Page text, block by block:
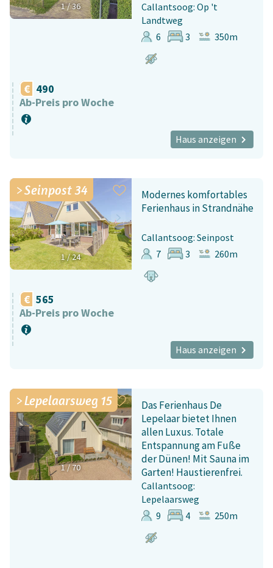
1/36
Callantsoog: Op 't
Landtweg
6
3 350m
490
Ab-Preis pro Woche
Haus anzeigen
1/24
Seinpost 34
Modernes komfortables
Ferienhaus in Strandnähe
Callantsoog: Seinpost
7
3 260m
565
Ab-Preis pro Woche
Haus anzeigen
1/70
Lepelaarsweg 15
Das Ferienhaus De
Lepelaar bietet Ihnen
allen Luxus. Totale
Entspannung am Fuße
der Dünen! Mit Sauna im
Garten! Haustierenfrei.
Callantsoog:
Lepelaarsweg
9
4 250m